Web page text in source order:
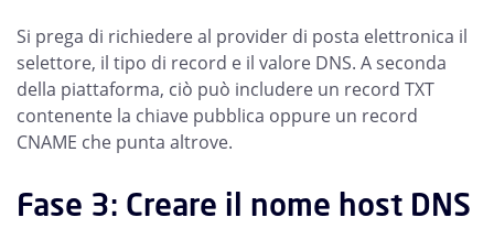
Si prega di richiedere al provider di posta elettronica il
selettore, il tipo di record e il valore DNS. A seconda
della piattaforma, ciò può includere un record TXT
contenente la chiave pubblica oppure un record
CNAME che punta altrove.
Fase 3: Creare il nome host DNS